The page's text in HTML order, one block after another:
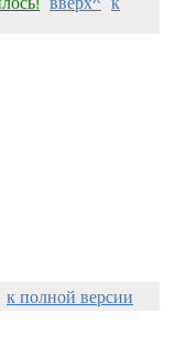
к полной версии